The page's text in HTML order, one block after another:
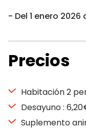
Del 1 enero
Precios
Habitación 2
Desayuno :
Suplemento